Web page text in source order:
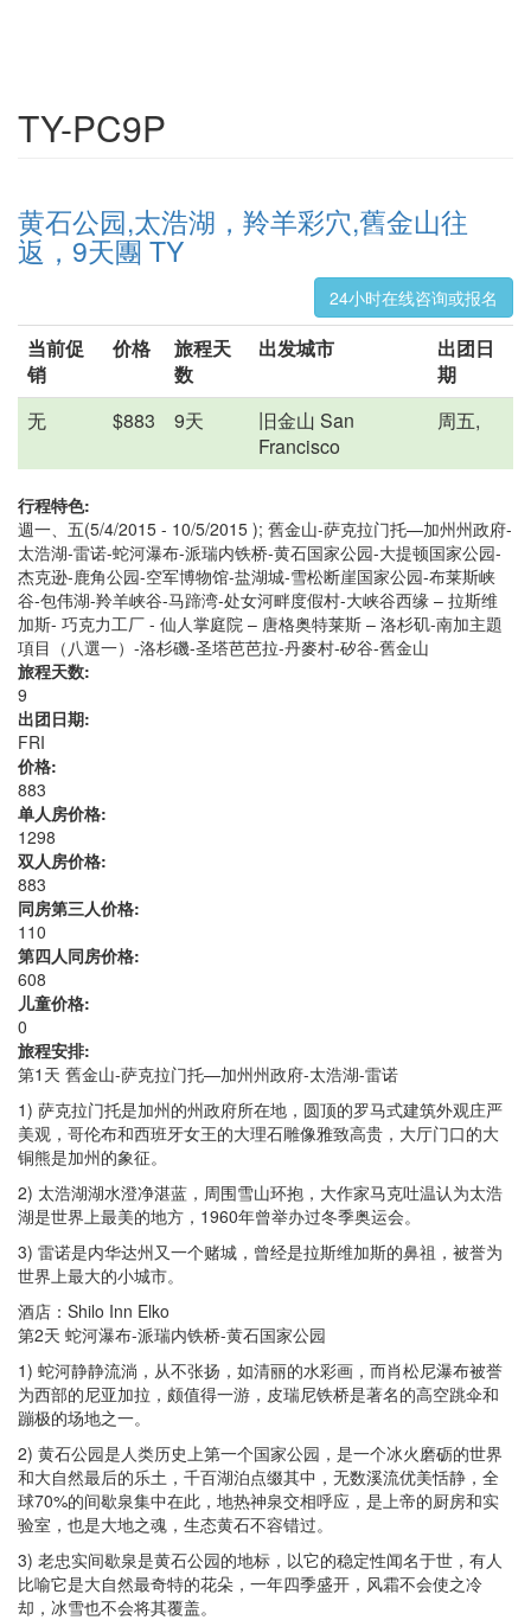
TY-PC9P
黄石公园,太浩湖，羚羊彩穴,舊金山往
返，9天團 TY
24小时在线咨询或报名
当前促
销
价格
旅程天
数
出发城市
出团日
期
无
$883 9天
旧金山 San
Francisco
周五,
行程特色:
週一、五(5/4/2015 - 10/5/2015 ); 舊金山-萨克拉门托—加州州政府-
太浩湖-雷诺-蛇河瀑布-派瑞内铁桥-黄石国家公园-大提顿国家公园-
杰克逊-鹿角公园-空军博物馆-盐湖城-雪松断崖国家公园-布莱斯峡
谷-包伟湖-羚羊峡谷-马蹄湾-处女河畔度假村-大峡谷西缘 – 拉斯维
加斯- 巧克力工厂 - 仙人掌庭院 – 唐格奥特莱斯 – 洛杉矶-南加主題
項目（八選一）-洛杉磯-圣塔芭芭拉-丹麥村-矽谷-舊金山
旅程天数:
9
出团日期:
FRI
价格:
883
单人房价格:
1298
双人房价格:
883
同房第三人价格:
110
第四人同房价格:
608
儿童价格:
0
旅程安排:
第1天 舊金山-萨克拉门托—加州州政府-太浩湖-雷诺
1) 萨克拉门托是加州的州政府所在地，圆顶的罗马式建筑外观庄严
美观，哥伦布和西班牙女王的大理石雕像雅致高贵，大厅门口的大
铜熊是加州的象征。
2) 太浩湖湖水澄净湛蓝，周围雪山环抱，大作家马克吐温认为太浩
湖是世界上最美的地方，1960年曾举办过冬季奥运会。
3) 雷诺是内华达州又一个赌城，曾经是拉斯维加斯的鼻祖，被誉为
世界上最大的小城市。
酒店：Shilo Inn Elko
第2天 蛇河瀑布-派瑞内铁桥-黄石国家公园
1) 蛇河静静流淌，从不张扬，如清丽的水彩画，而肖松尼瀑布被誉
为西部的尼亚加拉，颇值得一游，皮瑞尼铁桥是著名的高空跳伞和
蹦极的场地之一。
2) 黄石公园是人类历史上第一个国家公园，是一个冰火磨砺的世界
和大自然最后的乐土，千百湖泊点缀其中，无数溪流优美恬静，全
球70%的间歇泉集中在此，地热神泉交相呼应，是上帝的厨房和实
验室，也是大地之魂，生态黄石不容错过。
3) 老忠实间歇泉是黄石公园的地标，以它的稳定性闻名于世，有人
比喻它是大自然最奇特的花朵，一年四季盛开，风霜不会使之冷
却，冰雪也不会将其覆盖。